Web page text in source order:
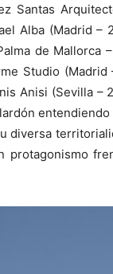
Santas
Alba (Madrid –
de
Studio
Anisi (Sevilla –
diversa
protagonismo